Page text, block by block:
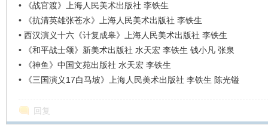
•
《战官渡》上海人民美术出版社 李铁生
•
《抗清英雄张苍水》上海人民美术出版社 李铁生
• 西汉演义十六《计复成皋》上海人民美术出版社 李铁生
•
《和平战士颂》新美术出版社 水天宏 李铁生 钱小凡 张泉
•
《神鱼》中国文苑出版社 水天宏 李铁生
•
《三国演义17白马坡》上海人民美术出版社 李铁生 陈光镒
回复